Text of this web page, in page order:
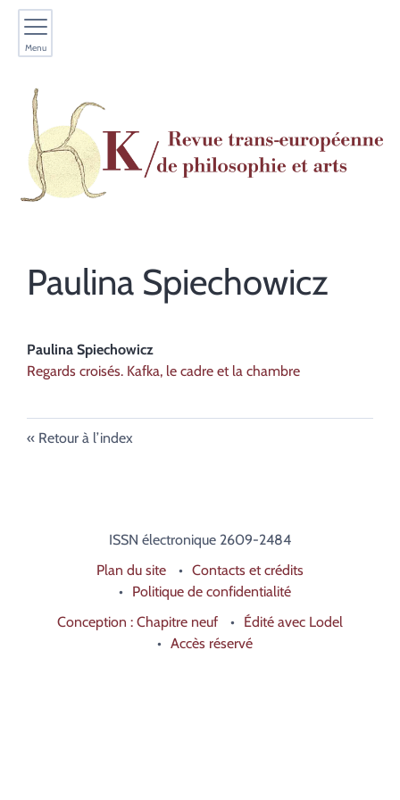
Menu
Paulina Spiechowicz
Paulina Spiechowicz
Regards croisés. Kafka, le cadre et la chambre
Retour à l’index
ISSN électronique 2609-2484
Plan du site
Contacts et crédits
Politique de confidentialité
Conception : Chapitre neuf
Édité avec Lodel
Accès réservé